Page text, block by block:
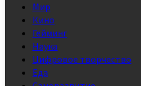
Мир
Кино
Гейминг
Наука
Цифровое творчество
Еда